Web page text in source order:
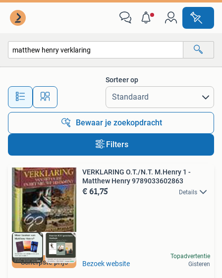
Alle afstanden…
Sorteer op
Bewaar je zoekopdracht
Filters
Scherpste prijs
VERKLARING O.T./N.T. M.Henry 1 -
Matthew Henry 9789033602863
€ 61,75 Details
Bezoek website
Topadvertentie
Gisteren